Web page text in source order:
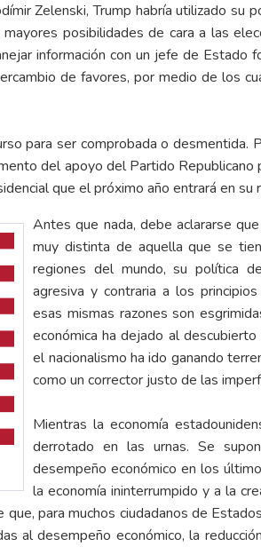
Zelenski, Trump habría utilizado su
posibilidades de cara a las
información con un jefe de Estado
de favores, por medio de los
para ser comprobada o
del apoyo del Partido Republicano
que el próximo año entrará en su
Antes que nada, debe aclararse
muy distinta de aquella que se
regiones del mundo, su política
agresiva y contraria a los
esas mismas razones son
económica ha dejado al
el nacionalismo ha ido ganando
como un corrector justo de las
Mientras la economía
derrotado en las urnas. Se
desempeño económico en los
la economía ininterrumpido y a la
para muchos ciudadanos de
al desempeño económico, la